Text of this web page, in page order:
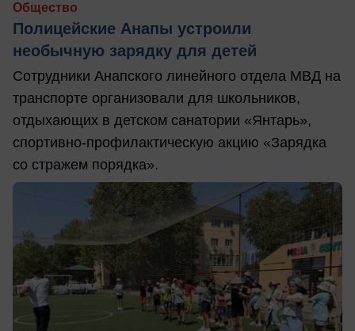
Общество
Полицейские Анапы устроили
необычную зарядку для детей
Сотрудники Анапского линейного отдела МВД на
транспорте организовали для школьников,
отдыхающих в детском санатории «Янтарь»,
спортивно-профилактическую акцию «Зарядка
со стражем порядка».